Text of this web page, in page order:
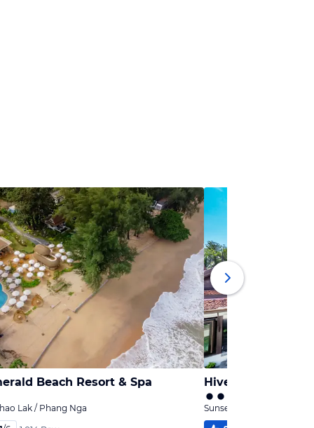
Beach Resort & Spa
Lak / Phang Nga
Hive Khaolak
Sunset Beach, Khao Lak /